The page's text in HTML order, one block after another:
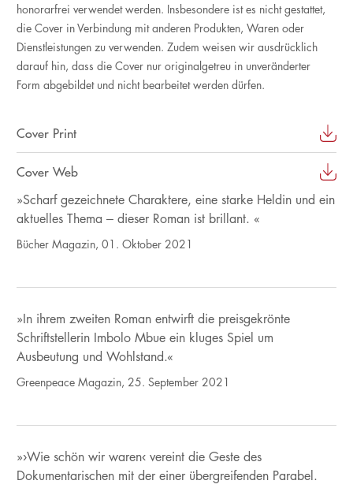
honorarfrei verwendet werden. Insbesondere ist es nicht gestattet,
die Cover in Verbindung mit anderen Produkten, Waren oder
Dienstleistungen zu verwenden. Zudem weisen wir ausdrücklich
darauf hin, dass die Cover nur originalgetreu in unveränderter
Form abgebildet und nicht bearbeitet werden dürfen.
Cover Print
Cover Web
»Scharf gezeichnete Charaktere, eine starke Heldin und ein
aktuelles Thema – dieser Roman ist brillant. «
Bücher Magazin, 01. Oktober 2021
»In ihrem zweiten Roman entwirft die preisgekrönte
Schriftstellerin Imbolo Mbue ein kluges Spiel um
Ausbeutung und Wohlstand.«
Greenpeace Magazin, 25. September 2021
»›Wie schön wir waren‹ vereint die Geste des
Dokumentarischen mit der einer übergreifenden Parabel.